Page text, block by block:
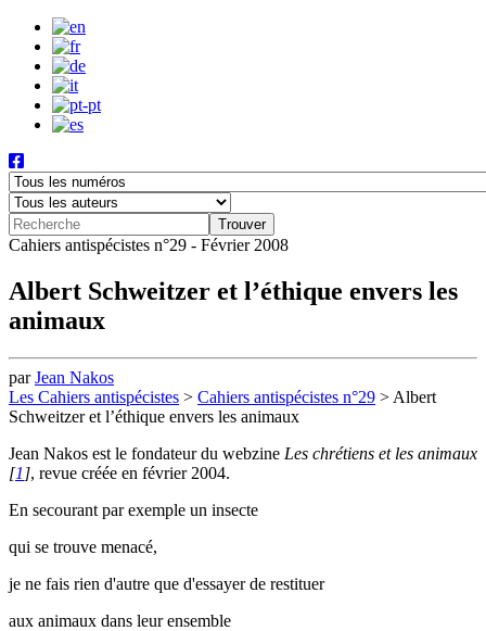
Cahiers antispécistes n°29 - Février 2008
Albert Schweitzer et l’éthique envers les
animaux
parJean Nakos
Les Cahiers antispécistes > Cahiers antispécistes n°29 > Albert
Schweitzer et l’éthique envers les animaux
Jean Nakos est le fondateur du webzine Les chrétiens et les animaux
[1 ], revue créée en février 2004.
En secourant par exemple un insecte
qui se trouve menacé,
je ne fais rien d'autre que d'essayer de restituer
aux animaux dans leur ensemble